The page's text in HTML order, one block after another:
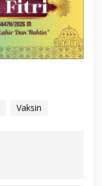
Vaksin